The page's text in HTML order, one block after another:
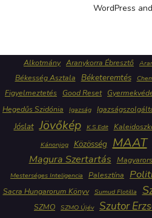
WordPress and
Alkotmány Aranykorra Ébresztő
Békesség Asztala Béketeremtés
Figyelmeztetés Good Reset
Hegedűs Szidónia
Igazság
Jóslat Jövőkép K.S.Edit
Kánonjog
Közösség MAAT
Magura Szertartás
Mesterséges Inteligencia Palesztína
Sacra Hungarorum Könyv Sumud Flotilla
SZMO SZMO Újév Szutor